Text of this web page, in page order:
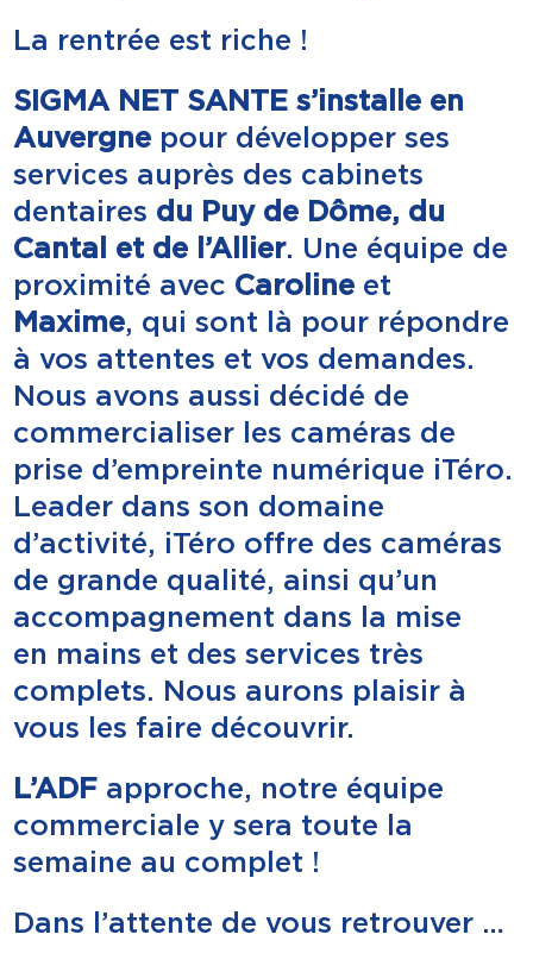
La rentrée est riche !
SIGMA NET SANTE s’installe en
Auvergne pour développer ses
services auprès des cabinets
dentaires du Puy de Dôme, du
Cantal et de l’Allier. Une équipe de
proximité avec Caroline et
Maxime, qui sont là pour répondre
à vos attentes et vos demandes.
Nous avons aussi décidé de
commercialiser les caméras de
prise d’empreinte numérique iTéro.
Leader dans son domaine
d’activité, iTéro offre des caméras
de grande qualité, ainsi qu’un
accompagnement dans la mise
en mains et des services très
complets. Nous aurons plaisir à
vous les faire découvrir.
L’ADF approche, notre équipe
commerciale y sera toute la
semaine au complet !
Dans l’attente de vous retrouver …